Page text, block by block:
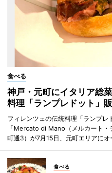
食べる
神戸・元町にイタリア総
料理「ランプレドット」
フィレンツェの伝統料理「ランプレ
「Mercato di Mano（メルカート
町通3）が7月15日、元町エリアにオ
食べる